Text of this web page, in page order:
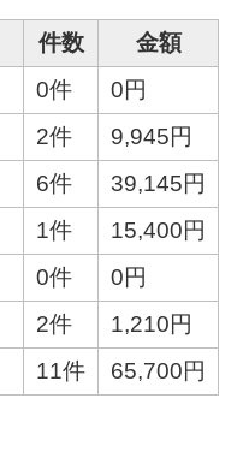
件数
金額
0件
0円
2件
9,945円
6件
39,145円
1件
15,400円
0件
0円
2件
1,210円
11件 65,700円